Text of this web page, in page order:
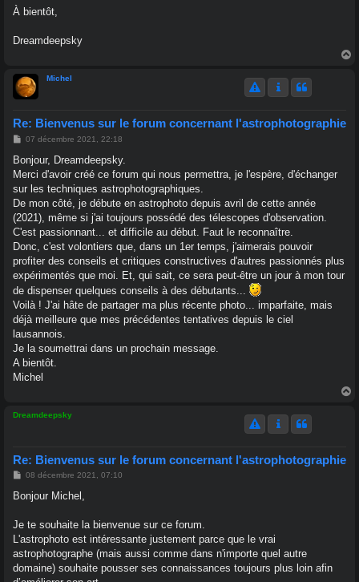
À bientôt,
Dreamdeepsky
Michel
Re: Bienvenus sur le forum concernant l'astrophotographie
M
s
a
g
07 décembre 2021, 22:18
Bonjour, Dreamdeepsky.
Merci d'avoir créé ce forum qui nous permettra, je l'espère, d'échanger
sur les techniques astrophotographiques.
De mon côté, je débute en astrophoto depuis avril de cette année
(2021), même si j'ai toujours possédé des télescopes d'observation.
C'est passionnant... et difficile au début. Faut le reconnaître.
Donc, c'est volontiers que, dans un 1er temps, j'aimerais pouvoir
profiter des conseils et critiques constructives d'autres passionnés plus
expérimentés que moi. Et, qui sait, ce sera peut-être un jour à mon tour
de dispenser quelques conseils à des débutants...
Voilà ! J'ai hâte de partager ma plus récente photo... imparfaite, mais
déjà meilleure que mes précédentes tentatives depuis le ciel
lausannois.
Je la soumettrai dans un prochain message.
A bientôt.
Michel
Dreamdeepsky
Re: Bienvenus sur le forum concernant l'astrophotographie
M
s
g
08 décembre 2021, 07:10
Bonjour Michel,
Je te souhaite la bienvenue sur ce forum.
L'astrophoto est intéressante justement parce que le vrai
astrophotographe (mais aussi comme dans n'importe quel autre
domaine) souhaite pousser ses connaissances toujours plus loin afin